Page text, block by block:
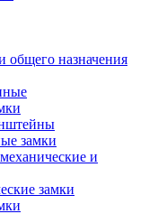
общего назначения
замки
и
замки